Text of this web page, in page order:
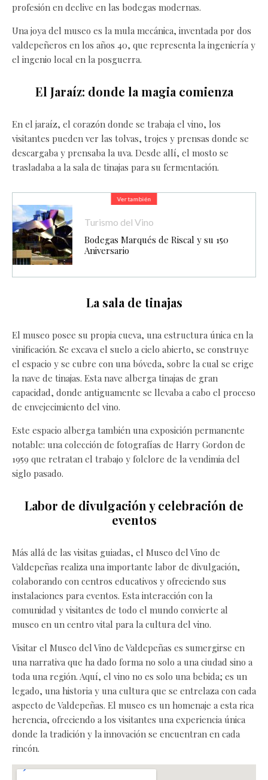
profesión en declive en las bodegas modernas.
Una joya del museo es la mula mecánica, inventada por dos
valdepeñeros en los años 40, que representa la ingeniería y
el ingenio local en la posguerra.
El Jaraíz: donde la magia comienza
En el jaraíz, el corazón donde se trabaja el vino, los
visitantes pueden ver las tolvas, trojes y prensas donde se
descargaba y prensaba la uva. Desde allí, el mosto se
trasladaba a la sala de tinajas para su fermentación.
Ver también
Turismo del Vino
Bodegas Marqués de Riscal y su 150
Aniversario
La sala de tinajas
El museo posee su propia cueva, una estructura única en la
vinificación. Se excava el suelo a cielo abierto, se construye
el espacio y se cubre con una bóveda, sobre la cual se erige
la nave de tinajas. Esta nave alberga tinajas de gran
capacidad, donde antiguamente se llevaba a cabo el proceso
de envejecimiento del vino.
Este espacio alberga también una exposición permanente
notable: una colección de fotografías de Harry Gordon de
1959 que retratan el trabajo y folclore de la vendimia del
siglo pasado.
Labor de divulgación y celebración de
eventos
Más allá de las visitas guiadas, el Museo del Vino de
Valdepeñas realiza una importante labor de divulgación,
colaborando con centros educativos y ofreciendo sus
instalaciones para eventos. Esta interacción con la
comunidad y visitantes de todo el mundo convierte al
museo en un centro vital para la cultura del vino.
Visitar el Museo del Vino de Valdepeñas es sumergirse en
una narrativa que ha dado forma no solo a una ciudad sino a
toda una región. Aquí, el vino no es solo una bebida; es un
legado, una historia y una cultura que se entrelaza con cada
aspecto de Valdepeñas. El museo es un homenaje a esta rica
herencia, ofreciendo a los visitantes una experiencia única
donde la tradición y la innovación se encuentran en cada
rincón.